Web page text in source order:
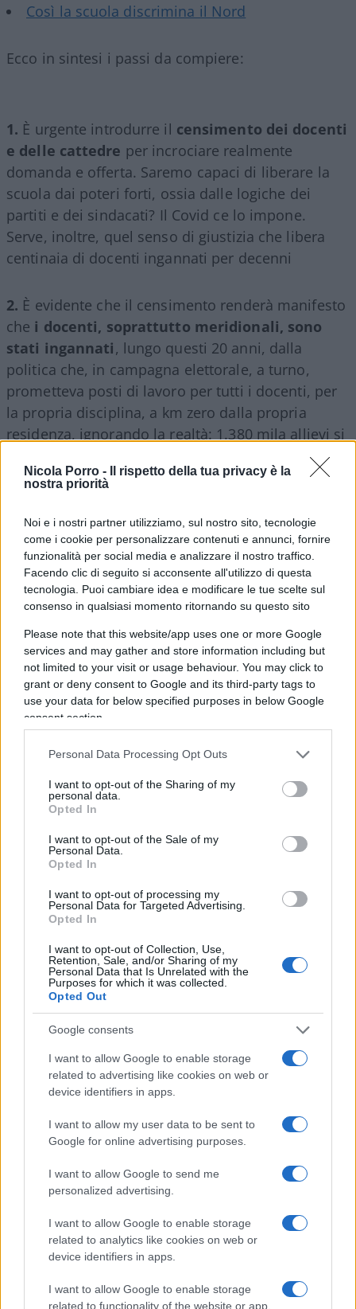
Nicola Porro -
Il rispetto della tua privacy è la
nostra priorità
Noi e i nostri partner utilizziamo, sul nostro sito, tecnologie
come i cookie per personalizzare contenuti e annunci, fornire
funzionalità per social media e analizzare il nostro traffico.
Facendo clic di seguito si acconsente all'utilizzo di questa
tecnologia. Puoi cambiare idea e modificare le tue scelte sul
consenso in qualsiasi momento ritornando su questo sito
Please note that this website/app uses one or more Google
services and may gather and store information including but
not limited to your visit or usage behaviour. You may click to
grant or deny consent to Google and its third-party tags to
use your data for below specified purposes in below Google
consent section.
Personal Data Processing Opt Outs
I want to opt-out of the Sharing of my
personal data.
Opted In
I want to opt-out of the Sale of my
Personal Data.
Opted In
I want to opt-out of processing my
Personal Data for Targeted Advertising.
Opted In
I want to opt-out of Collection, Use,
Retention, Sale, and/or Sharing of my
Personal Data that Is Unrelated with the
Purposes for which it was collected.
Opted Out
Google consents
I want to allow Google to enable storage
related to advertising like cookies on web or
device identifiers in apps.
I want to allow my user data to be sent to
Google for online advertising purposes.
I want to allow Google to send me
personalized advertising.
I want to allow Google to enable storage
related to analytics like cookies on web or
device identifiers in apps.
I want to allow Google to enable storage
related to functionality of the website or app.
Così la scuola discrimina il Nord
Ecco in sintesi i passi da compiere:
1. È urgente introdurre il censimento dei docenti
e delle cattedre per incrociare realmente
domanda e offerta. Saremo capaci di liberare la
scuola dai poteri forti, ossia dalle logiche dei
partiti e dei sindacati? Il Covid ce lo impone.
Serve, inoltre, quel senso di giustizia che libera
centinaia di docenti ingannati per decenni
2. È evidente che il censimento renderà manifesto
che i docenti, soprattutto meridionali, sono
stati ingannati, lungo questi 20 anni, dalla
politica che, in campagna elettorale, a turno,
prometteva posti di lavoro per tutti i docenti, per
la propria disciplina, a km zero dalla propria
residenza, ignorando la realtà: 1.380 mila allievi si
trovano in Lombardia, 671 mila in Veneto, 276
mila in Calabria, 570 mila in Puglia, 74 mila in
La realtà ci obbliga a dire ai docenti meridionali,
miei conterranei, che, per poter insegnare, non
hanno alternative: debbono accettare una
cattedra nel Nord senza scorciatoie(certificati
di malattia, legge 104 e aspettative). Occorre
prendere atto che, degli 8Mln di studenti, 1.380
mila sono in Lombardia e solo 267Mila in
Calabria: è evidente che i docenti calabresi,
loro sogno solo trasferendosi in Lombardia o in
Veneto, con i dovuti distinguo naturalmente,
oppure debbono cambiare mestiere.
Mi metto nei panni di un pugliese: come potrebbe
insegnare a Milano e poter pagare l’affitto
sradicato dalla sua famiglia? L’unica via è
garantire al docente che insegna nelle Regioni
differenti economie delle Regioni, e quindi
parametrato al costo della vita. Uno stipendio
differenziato non solo tiene conto della storia
economica di ogni Regione ma permetterebbe ai
docenti meridionali di potersi spostare dove sono
le cattedre, sostenuti da uno stipendio, senza
dover ricorrere a scorciatoie e vivendo una
Chiaramente, con questa logica,
si rimette al
centro lo studente
che non subirà più il disastro
delle cattedre vuote. Trovo stucchevole
denunciare i problemi per il solo gusto di farlo,
senza voler intraprendere i percorsi più ovvi per
ragioni ideologiche e spesso frutto davvero di